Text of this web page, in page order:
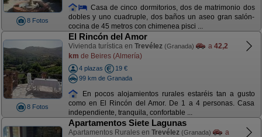
8 Fotos
Casa de cinco dormitorios, dos de matrimonio dos
dobles y uno cuadruple, dos baños un aseo gran salón-
cocina de 45 metros con chimenea pisci ...
8 Fotos
El Rincón del Amor
Vivienda turística en Trevélez (Granada) a 42,2
km de Beires (Almería)
4 plazas
19 €
99 km de Granada
En pocos alojamientos rurales estaréis tan a gusto
como en El Rincón del Amor. De 1 a 4 personas. Casa
independiente, tranquila, confortable ...
Apartamentos Siete Lagunas
Apartamentos Rurales en Trevélez (Granada)
a